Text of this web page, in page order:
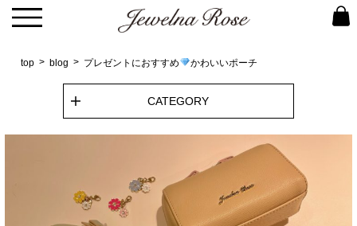
top blog プレゼントにおすすめ かわいいポーチ
CATEGORY